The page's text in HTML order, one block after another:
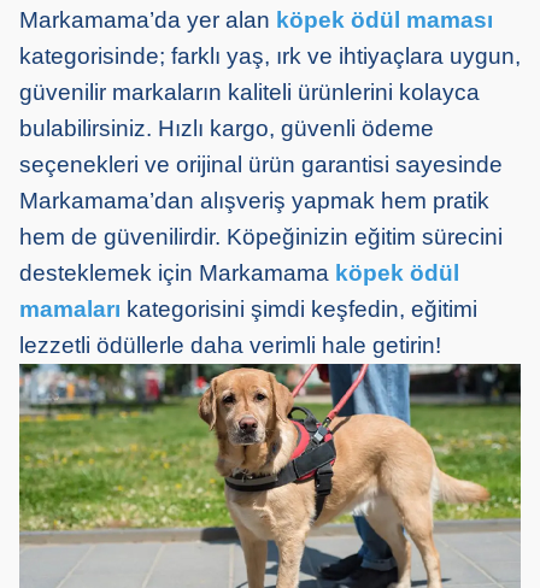
Markamama’da yer alan köpek ödül maması
kategorisinde; farklı yaş, ırk ve ihtiyaçlara uygun,
güvenilir markaların kaliteli ürünlerini kolayca
bulabilirsiniz. Hızlı kargo, güvenli ödeme
seçenekleri ve orijinal ürün garantisi sayesinde
Markamama’dan alışveriş yapmak hem pratik
hem de güvenilirdir. Köpeğinizin eğitim sürecini
desteklemek için Markamama köpek ödül
mamaları kategorisini şimdi keşfedin, eğitimi
lezzetli ödüllerle daha verimli hale getirin!